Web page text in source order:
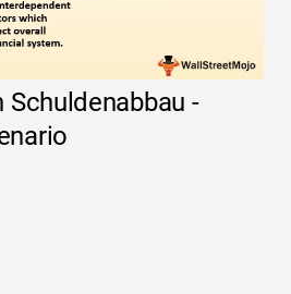
Schuldenabbau -